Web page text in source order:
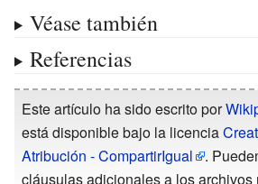
Véase también
Referencias
Este artículo ha sido escrito por
está disponible bajo la licencia
Atribución - CompartirIgual
.
cláusulas adicionales a los archivos